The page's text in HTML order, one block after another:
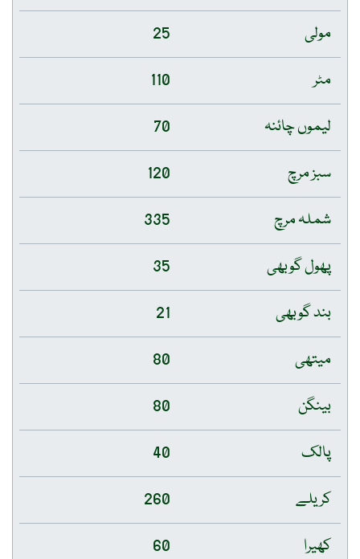
مولی
25
مٹر
110
لیموں چائنہ
70
سبز مرچ
120
شملہ مرچ
335
پھول گوبھی
35
بند گوبھی
21
میتھی
80
بینگن
80
پالک
40
کریلے
260
کھیرا
60